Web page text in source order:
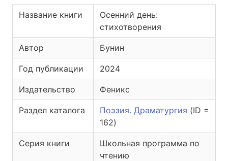
Название книги
Осенний день:
стихотворения
Автор Бунин
Год публикации 2024
Издательство Феникс
Раздел каталога Поэзия. Драматургия (ID =
162)
Серия книги
Школьная программа по
чтению